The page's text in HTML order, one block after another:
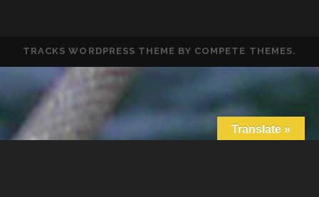
TRACKS WORDPRESS THEME BY COMPETE THEMES.
Translate »